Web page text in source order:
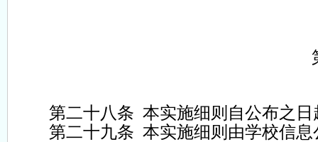
第二十八条 本实施细则自公布之日
第二十九条 本实施细则由学校信息